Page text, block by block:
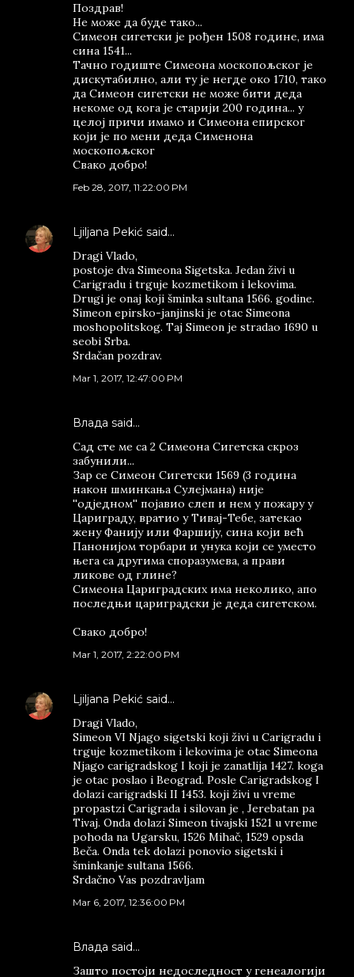
Поздрав!
Не може да буде тако...
Симеон сигетски је рођен 1508 године, има
сина 1541...
Тачно годиште Симеона москопољског је
дискутабилно, али ту је негде око 1710, тако
да Симеон сигетски не може бити деда
некоме од кога је старији 200 година... у
целој причи имамо и Симеона епирског
који је по мени деда Сименона
москопољског
Свако добро!
Feb 28, 2017, 11:22:00 PM
Ljiljana Pekić said…
Dragi Vlado,
postoje dva Simeona Sigetska. Jedan živi u
Carigradu i trguje kozmetikom i lekovima.
Drugi je onaj koji šminka sultana 1566. godine.
Simeon epirsko-janjinski je otac Simeona
moshopolitskog. Taj Simeon je stradao 1690 u
seobi Srba.
Srdačan pozdrav.
Mar 1, 2017, 12:47:00 PM
Влада said…
Сад сте ме са 2 Симеона Сигетска скроз
забунили...
Зар се Симеон Сигетски 1569 (3 година
након шминкања Сулејмана) није
''одједном'' појавио слеп и нем у пожару у
Цариграду, вратио у Тивај-Тебе, затекао
жену Фанију или Фаршију, сина који већ
Панонијом торбари и унука који се уместо
њега са другима споразумева, а прави
ликове од глине?
Симеона Цариградских има неколико, апо
последњи цариградски је деда сигетском.
Свако добро!
Mar 1, 2017, 2:22:00 PM
Ljiljana Pekić said…
Dragi Vlado,
Simeon VI Njago sigetski koji živi u Carigradu i
trguje kozmetikom i lekovima je otac Simeona
Njago carigradskog I koji je zanatlija 1427. koga
je otac poslao i Beograd. Posle Carigradskog I
dolazi carigradski II 1453. koji živi u vreme
propastzi Carigrada i silovan je , Jerebatan pa
Tivaj. Onda dolazi Simeon tivajski 1521 u vreme
pohoda na Ugarsku, 1526 Mihač, 1529 opsda
Beča. Onda tek dolazi ponovio sigetski i
šminkanje sultana 1566.
Srdačno Vas pozdravljam
Mar 6, 2017, 12:36:00 PM
Влада said…
Зашто постоји недоследност у генеалогији